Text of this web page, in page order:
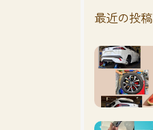
最近の投稿